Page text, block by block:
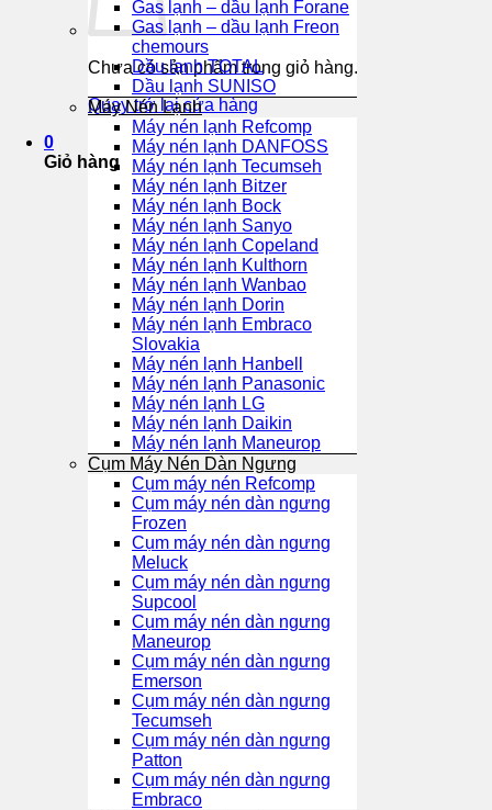
Chưa có sản phẩm trong giỏ hàng.
Quay trở lại cửa hàng
0
Giỏ hàng
Gas lạnh – dầu lạnh Forane
Gas lạnh – dầu lạnh Freon
chemours
Dầu lạnh TOTAL
Dầu lạnh SUNISO
Máy Nén Lạnh
Máy nén lạnh Refcomp
Máy nén lạnh DANFOSS
Máy nén lạnh Tecumseh
Máy nén lạnh Bitzer
Máy nén lạnh Bock
Máy nén lạnh Sanyo
Máy nén lạnh Copeland
Máy nén lạnh Kulthorn
Máy nén lạnh Wanbao
Máy nén lạnh Dorin
Máy nén lạnh Embraco
Slovakia
Máy nén lạnh Hanbell
Máy nén lạnh Panasonic
Máy nén lạnh LG
Máy nén lạnh Daikin
Máy nén lạnh Maneurop
Cụm Máy Nén Dàn Ngưng
Cụm máy nén Refcomp
Cụm máy nén dàn ngưng
Frozen
Cụm máy nén dàn ngưng
Meluck
Cụm máy nén dàn ngưng
Supcool
Cụm máy nén dàn ngưng
Maneurop
Cụm máy nén dàn ngưng
Emerson
Cụm máy nén dàn ngưng
Tecumseh
Cụm máy nén dàn ngưng
Patton
Cụm máy nén dàn ngưng
Embraco